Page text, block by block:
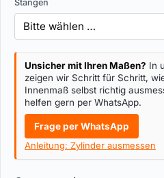
Stangen
Unsicher mit Ihren Maßen? In
zeigen wir Schritt für Schritt,
Innenmaß selbst richtig
helfen gern per WhatsApp.
Frage per WhatsApp
Anleitung: Zylinder ausmessen